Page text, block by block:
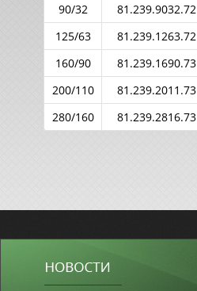
90/32 81.239.9032.72
125/63
81.239.1263.72
160/90
81.239.1690.73
200/110
81.239.2011.73
280/160
81.239.2816.73